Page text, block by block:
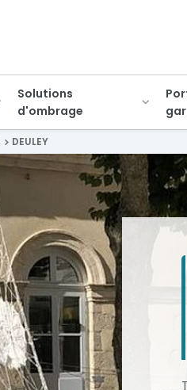
Solutions
d'ombrage
DEULEY